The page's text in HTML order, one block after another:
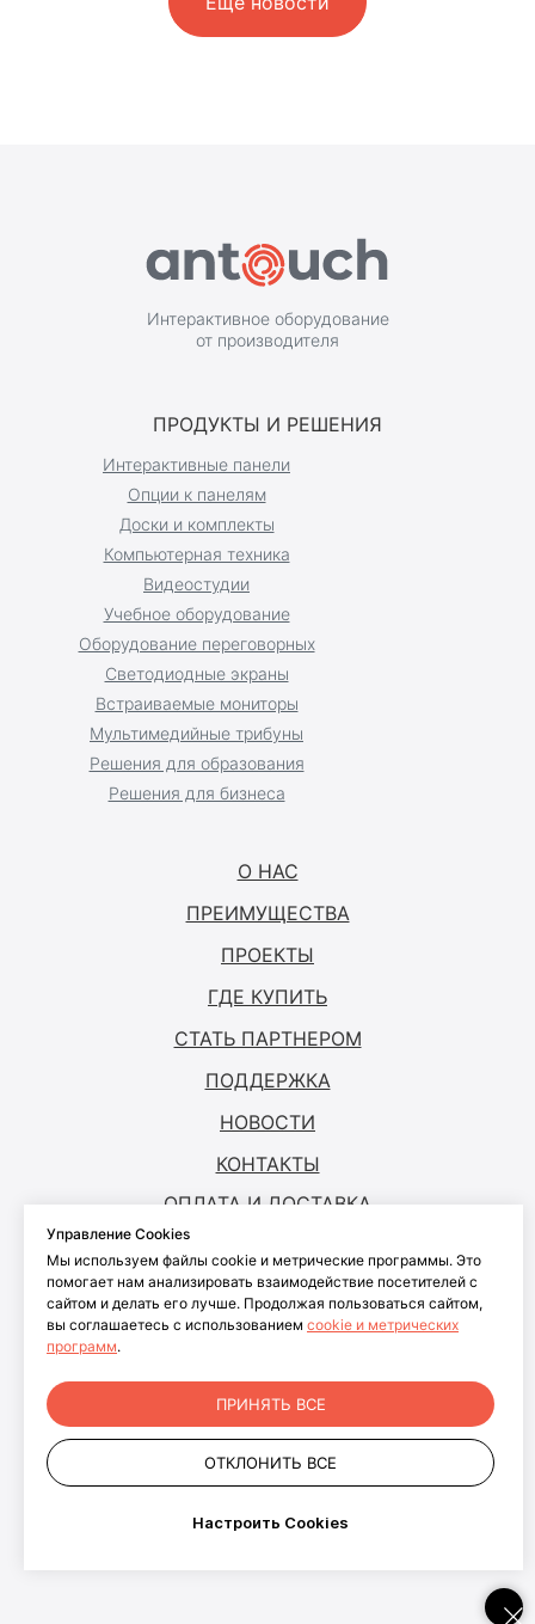
Интерактивное оборудование
от производителя
ПРОДУКТЫ И РЕШЕНИЯ
О НАС
© ANTOUCH, 2026. Все права защищены
Согласие на обработку персональных
данных
Политика конфиденциальности
персональных данных пользователей
сайта
ПРЕИМУЩЕСТВА
ПРОЕКТЫ
ГДЕ КУПИТЬ
СТАТЬ ПАРТНЕРОМ
ПОДДЕРЖКА
+7 499 281-91-81
ООО "АНКОМП"
НОВОСТИ
КОНТАКТЫ
ОПЛАТА И ДОСТАВКА
Интерактивные панели
Доски и комплекты
Оборудование переговорных
Учебное оборудование
Светодиодные экраны
Встраиваемые мониторы
Мультимедийные трибуны
Решения для образования
Решения для бизнеса
Опции к панелям
Компьютерная техника
Видеостудии
Управление Cookies
Мы используем файлы cookie и метрические программы. Это
помогает нам анализировать взаимодействие посетителей с
сайтом и делать его лучше. Продолжая пользоваться сайтом,
вы соглашаетесь с использованием cookie и метрических
программ.
ПРИНЯТЬ ВСЕ
ОТКЛОНИТЬ ВСЕ
Настроить Cookies